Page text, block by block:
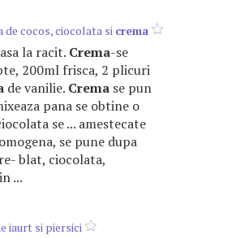
de cocos, ciocolata si crema
la racit. Crema-se
200ml frisca, 2 plicuri
de vanilie. Crema se pun
pana se obtine o
se ... amestecate
se pune dupa
blat, ciocolata,
...
iaurt si piersici